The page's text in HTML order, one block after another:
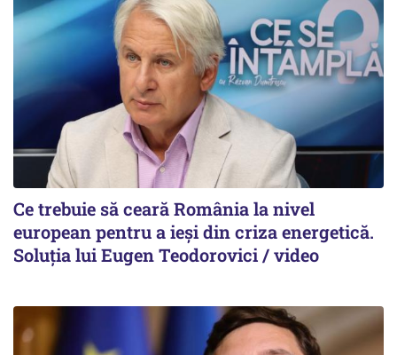
Ce trebuie să ceară România la nivel
european pentru a ieși din criza energetică.
Soluția lui Eugen Teodorovici / video